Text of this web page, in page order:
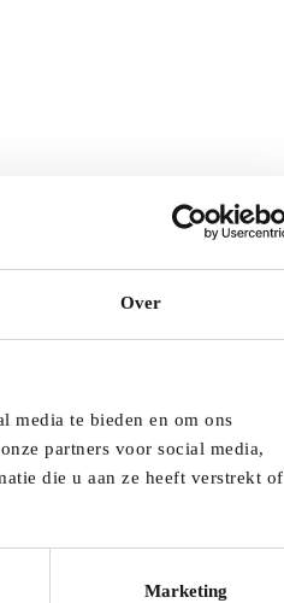
Over
media te bieden en om ons
partners voor social media,
die u aan ze heeft verstrekt of
Marketing